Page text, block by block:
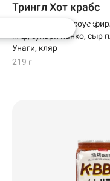
Трингл Хот крабс
Снежный краб, соус
п/ф, сухари панко, сыр
Унаги, кляр
219 г